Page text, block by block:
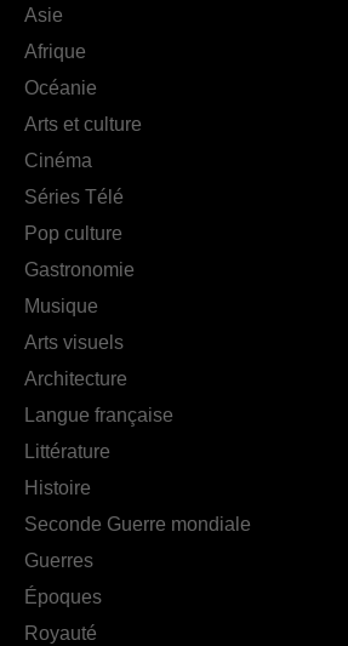
Asie
Afrique
Océanie
Arts et culture
Cinéma
Séries Télé
Pop culture
Gastronomie
Musique
Arts visuels
Architecture
Langue française
Littérature
Histoire
Seconde Guerre mondiale
Guerres
Époques
Royauté